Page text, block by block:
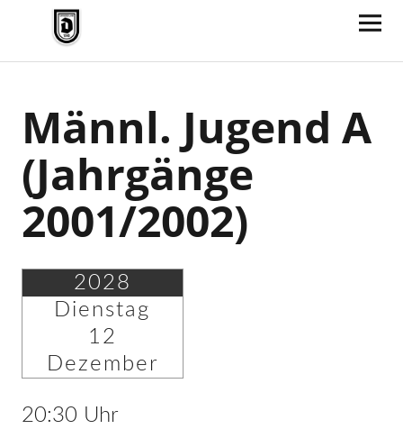
TV Jahn Duderstadt
Männl. Jugend A
(Jahrgänge
2001/2002)
2028
Dienstag
12
Dezember
20:30 Uhr